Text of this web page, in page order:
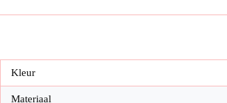
Kleur
Materiaal